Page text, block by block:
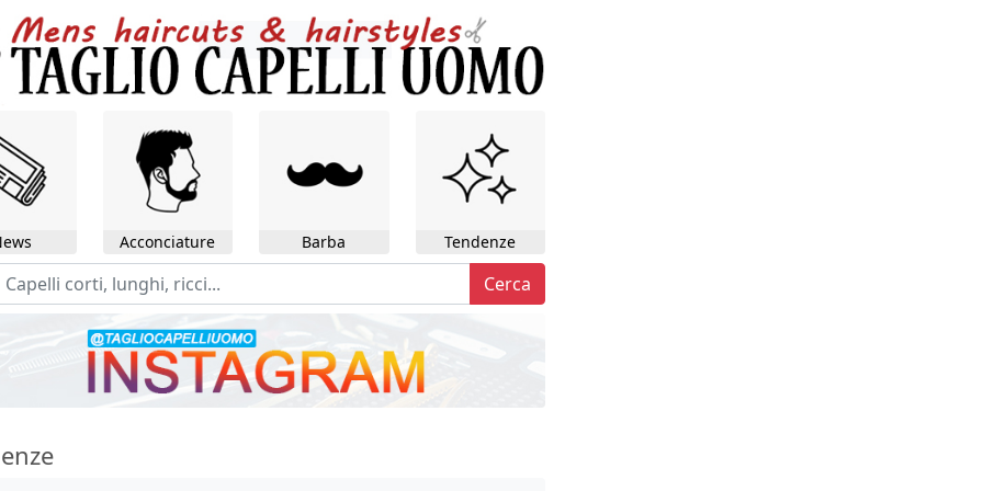
Acconciature Barba Tendenze
Cerca